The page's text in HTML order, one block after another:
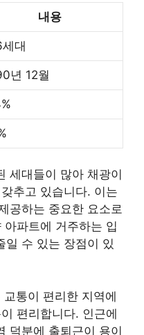
내용
대
년 12월
세대들이 많아 채광이
추고 있습니다. 이는
공하는 중요한 요소로
파트에 거주하는 입
일 수 있는 장점이 있
통이 편리한 지역에
편리합니다. 인근에
덕분에 출퇴근이 용이